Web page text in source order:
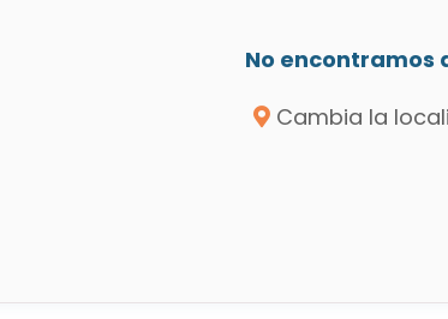
No encontramos
Cambia la